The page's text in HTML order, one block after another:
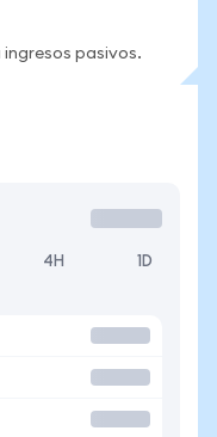
pasivos.
4H 1D